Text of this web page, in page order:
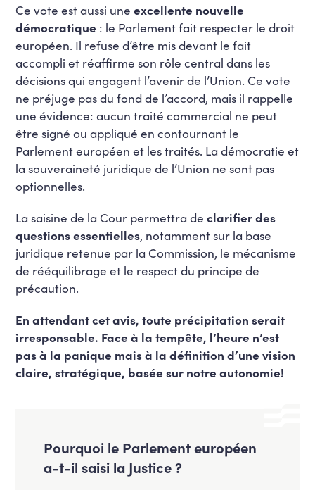
Ce vote est aussi uneexcellente nouvelle
démocratique : le Parlement fait respecter le droit
européen. Il refuse d’être mis devant le fait
accompli et réaffirme son rôle central dans les
décisions qui engagent l’avenir de l’Union. Ce vote
ne préjuge pas du fond de l’accord, mais il rappelle
une évidence: aucun traité commercial ne peut
être signé ou appliqué en contournant le
Parlement européen et les traités. La démocratie et
la souveraineté juridique de l’Union ne sont pas
optionnelles.
La saisine de la Cour permettra de clarifier des
questions essentielles, notamment sur la base
juridique retenue par la Commission, le mécanisme
de rééquilibrage et le respect du principe de
précaution.
En attendant cet avis, toute précipitation serait
irresponsable. Face à la tempête, l’heure n’est
pas à la panique mais à la définition d’une vision
claire, stratégique, basée sur notre autonomie!
Pourquoi le Parlement européen
a-t-il saisi la Justice ?